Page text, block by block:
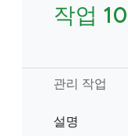
작업
관리 작업
설명